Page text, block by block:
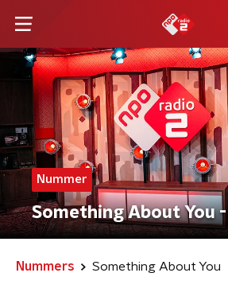
Nummer
Something About You
Nummers Something About You